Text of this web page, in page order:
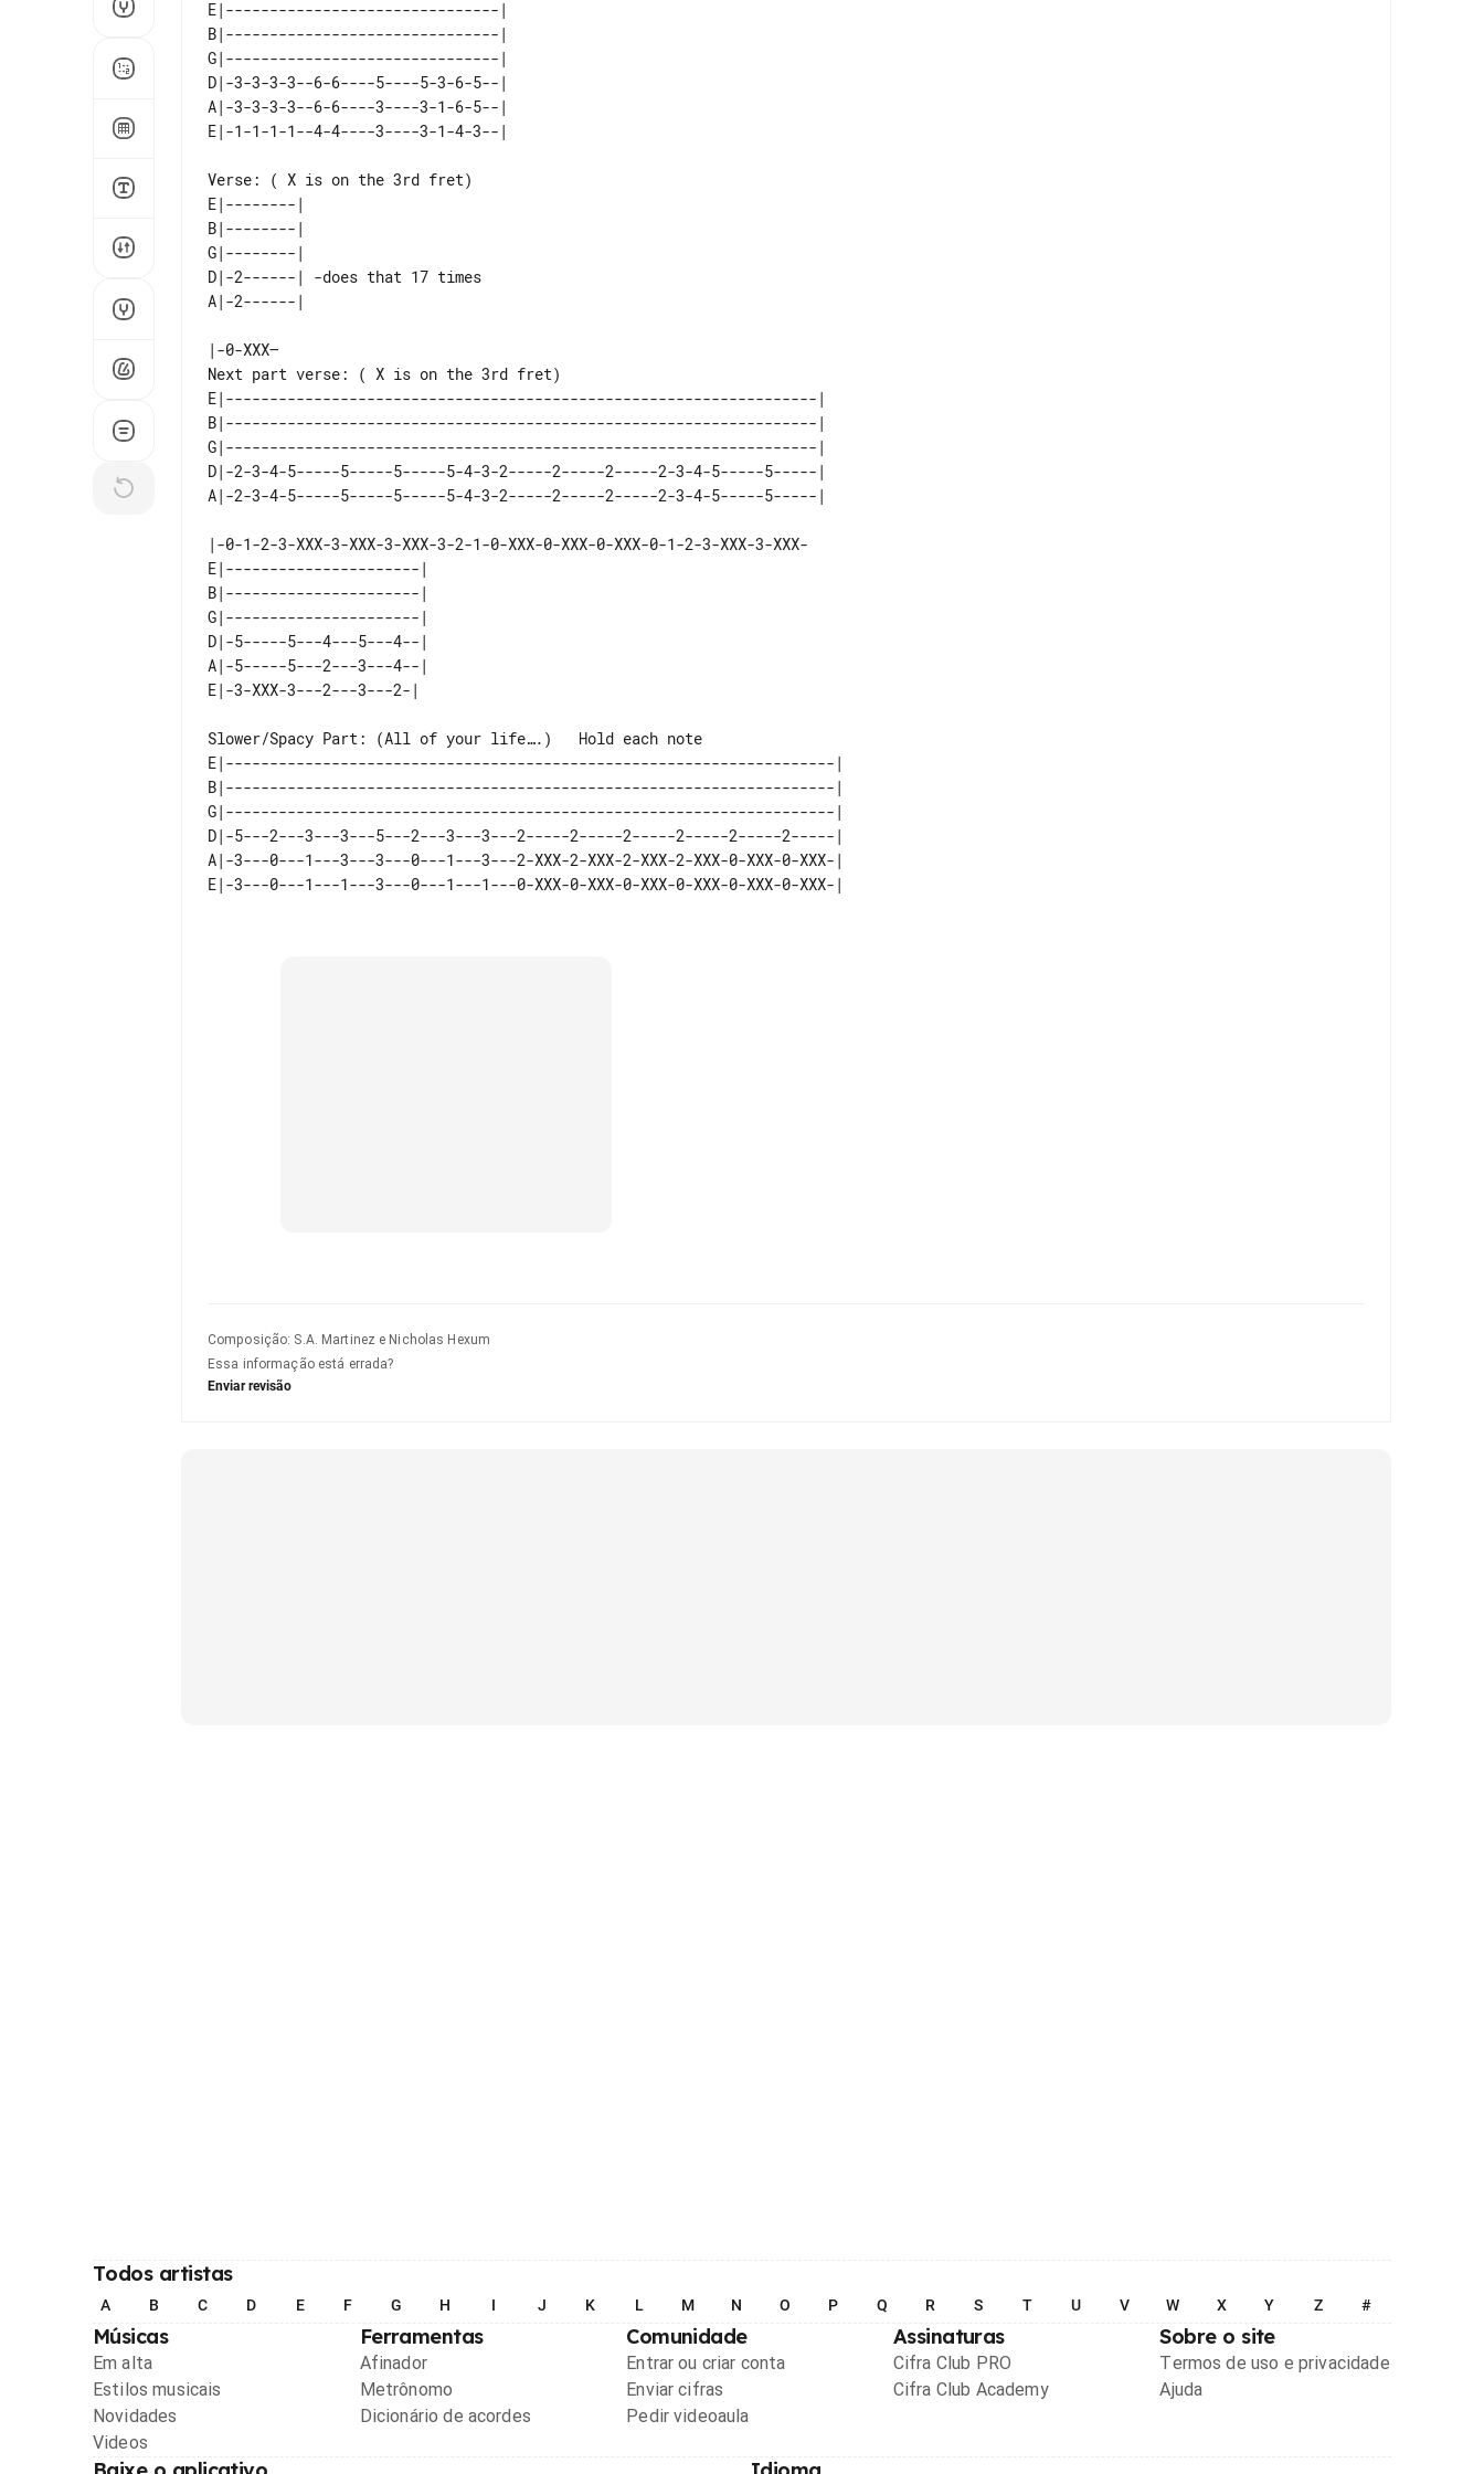
E|-------------------------------|
B|-------------------------------|
G|-------------------------------|
D|-3-3-3-3--6-6----5----5-3-6-5--|
A|-3-3-3-3--6-6----3----3-1-6-5--|
Verse: ( X is on the 3rd fret)
E|--------|
B|--------|
G|--------|
D|-2------| -does that 17 times
Next part verse: ( X is on the 3rd fret)
E|-------------------------------------------------------------------|
B|-------------------------------------------------------------------|
G|-------------------------------------------------------------------|
D|-2-3-4-5-----5-----5-----5-4-3-2-----2-----2-----2-3-4-5-----5-----|
E|----------------------|
B|----------------------|
G|----------------------|
D|-5-----5---4---5---4--|
A|-5-----5---2---3---4--|
Slower/Spacy Part: (All of your life….)   Hold each note
E|---------------------------------------------------------------------|
B|---------------------------------------------------------------------|
G|---------------------------------------------------------------------|
D|-5---2---3---3---5---2---3---3---2-----2-----2-----2-----2-----2-----|
A|-3---0---1---3---3---0---1---3---2-XXX-2-XXX-2-XXX-2-XXX-0-XXX-0-XXX-|
Composição: S.A. Martinez e Nicholas Hexum
Essa informação está errada?
Enviar revisão
Todos artistas
A B C D E F G H I J K L M N O P Q R S T U V W X Y Z #
Músicas
Em alta
Estilos musicais
Novidades
Videos
Ferramentas
Afinador
Metrônomo
Dicionário de acordes
Comunidade
Entrar ou criar conta
Enviar cifras
Pedir videoaula
Assinaturas
Cifra Club PRO
Cifra Club Academy
Sobre o site
Termos de uso e privacidade
Ajuda